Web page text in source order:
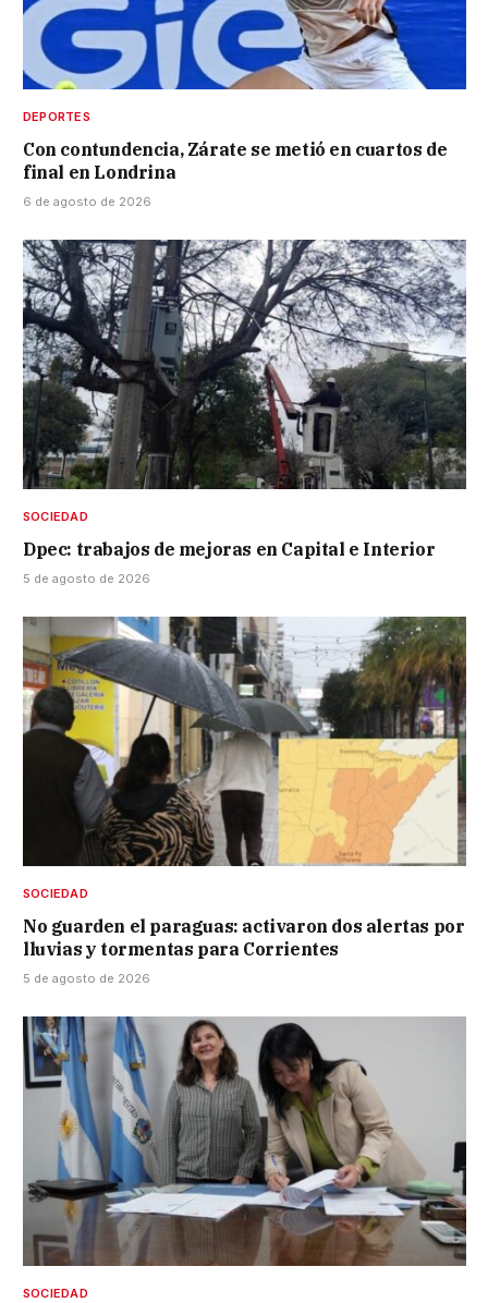
DEPORTES
Con contundencia, Zárate se metió en cuartos de
final en Londrina
6 de agosto de 2026
SOCIEDAD
Dpec: trabajos de mejoras en Capital e Interior
5 de agosto de 2026
SOCIEDAD
No guarden el paraguas: activaron dos alertas por
lluvias y tormentas para Corrientes
5 de agosto de 2026
SOCIEDAD